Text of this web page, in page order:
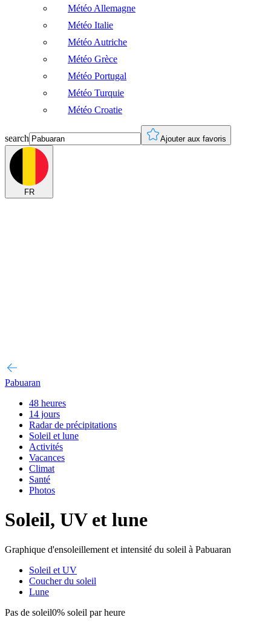
Météo Allemagne
Météo Italie
Météo Autriche
Météo Grèce
Météo Portugal
Météo Turquie
Météo Croatie
search Ajouter aux favoris
FR
Pabuaran
48 heures
14 jours
Radar de précipitations
Soleil et lune
Activités
Vacances
Climat
Santé
Photos
Soleil, UV et lune
Graphique d'ensoleillement et intensité du soleil à Pabuaran
Soleil et UV
Coucher du soleil
Lune
Pas de soleil0% soleil par heure